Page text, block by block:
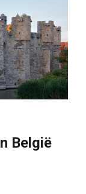
België